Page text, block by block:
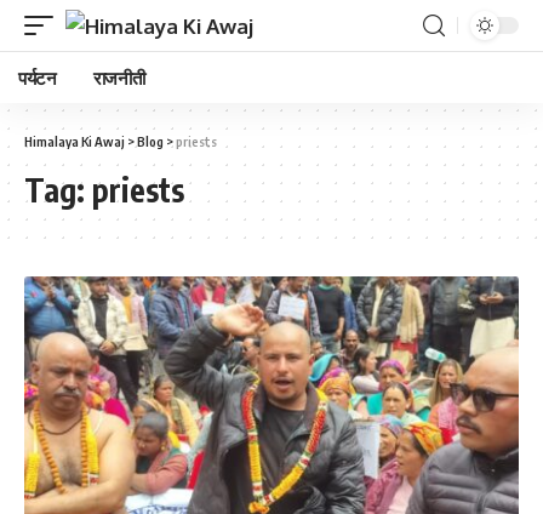
पर्यटन राजनीती
Himalaya Ki Awaj >Blog >priests
Tag: priests